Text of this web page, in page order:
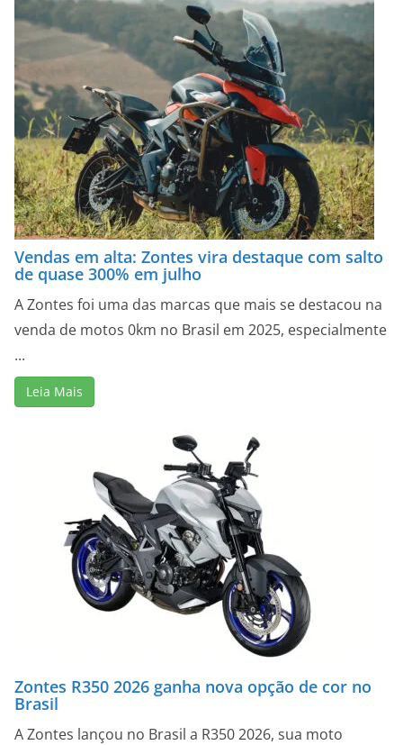
Vendas em alta: Zontes vira destaque com salto
de quase 300% em julho
A Zontes foi uma das marcas que mais se destacou na
venda de motos 0km no Brasil em 2025, especialmente
...
Leia Mais
Zontes R350 2026 ganha nova opção de cor no
Brasil
A Zontes lançou no Brasil a R350 2026, sua moto